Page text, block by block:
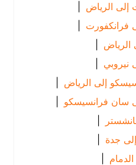
|
|
|
|
الرياض
|
فرانسيسكو |
|
|